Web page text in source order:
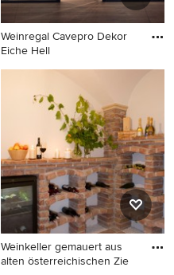
Weinregal Cavepro Dekor
Eiche Hell
Weinkeller gemauert aus
alten österreichischen Zie